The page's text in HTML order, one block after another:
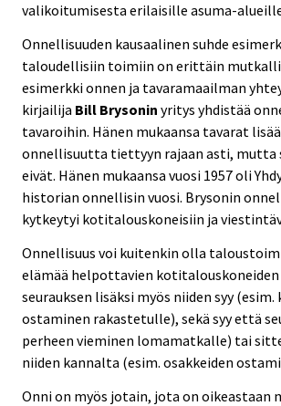
valikoitumisesta erilaisille asuma-
Onnellisuuden kausaalinen suhde
taloudellisiin toimiin on erittäin
esimerkki onnen ja tavaramaailman
kirjailija Bill Brysonin yritys yhdistää
tavaroihin. Hänen mukaansa tavarat
onnellisuutta tiettyyn rajaan asti, mutta
eivät. Hänen mukaansa vuosi 1957 oli
historian onnellisin vuosi. Brysonin
kytkeytyi kotitalouskoneisiin ja
Onnellisuus voi kuitenkin olla
elämää helpottavien
seurauksen lisäksi myös niiden syy (esim.
ostaminen rakastetulle), sekä syy että
perheen vieminen lomamatkalle) tai
niiden kannalta (esim. osakkeiden
Onni on myös jotain, jota on oikeastaan